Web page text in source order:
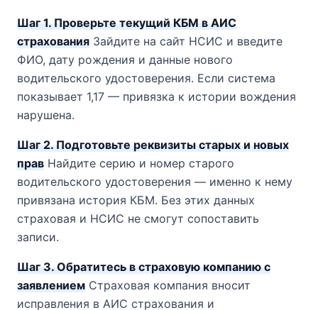
Шаг 1. Проверьте текущий КБМ в АИС
страхования Зайдите на сайт НСИС и введите
ФИО, дату рождения и данные нового
водительского удостоверения. Если система
показывает 1,17 — привязка к истории вождения
нарушена.
Шаг 2. Подготовьте реквизиты старых и новых
прав Найдите серию и номер старого
водительского удостоверения — именно к нему
привязана история КБМ. Без этих данных
страховая и НСИС не смогут сопоставить
записи.
Шаг 3. Обратитесь в страховую компанию с
заявлением Страховая компания вносит
исправления в АИС страхования и